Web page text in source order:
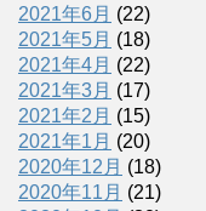
2021年6月 (22)
2021年5月 (18)
2021年4月 (22)
2021年3月 (17)
2021年2月 (15)
2021年1月 (20)
2020年12月 (18)
2020年11月 (21)